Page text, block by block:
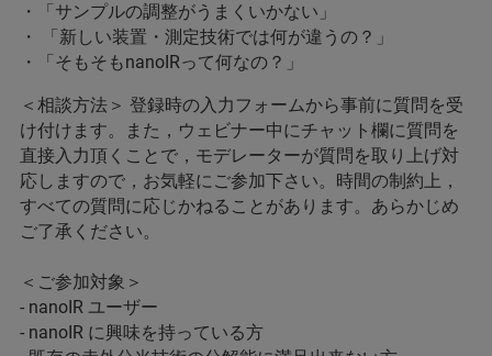
・「サンプルの調整がうまくいかない」
・ 「新しい装置・測定技術では何が違うの？」
・「そもそもnanoIRって何なの？」
＜相談方法＞ 登録時の入力フォームから事前に質問を受
け付けます。また，ウェビナー中にチャット欄に質問を
直接入力頂くことで，モデレーターが質問を取り上げ対
応しますので，お気軽にご参加下さい。時間の制約上，
すべての質問に応じかねることがあります。あらかじめ
ご了承ください。
＜ご参加対象＞
- nanoIR ユーザー
- nanoIR に興味を持っている方